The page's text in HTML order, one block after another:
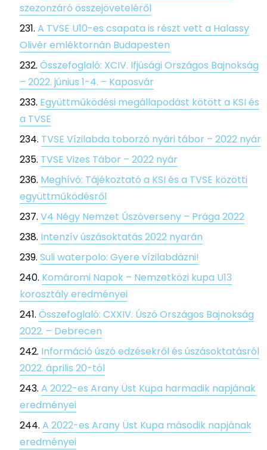
szezonzáró összejöveteléről
A TVSE U10-es csapata is részt vett a Halassy
Olivér emléktornán Budapesten
Összefoglaló: XCIV. Ifjúsági Országos Bajnokság
– 2022. június 1-4. – Kaposvár
Együttműködési megállapodást kötött a KSI és
a TVSE
TVSE Vízilabda toborzó nyári tábor – 2022 nyár
TVSE Vizes Tábor – 2022 nyár
Meghívó: Tájékoztató a KSI és a TVSE közötti
együttműködésről
V4 Négy Nemzet Úszóverseny – Prága 2022
Intenzív úszásoktatás 2022 nyarán
Suli waterpolo: Gyere vízilabdázni!
Komáromi Napok – Nemzetközi kupa U13
korosztály eredményei
Összefoglaló: CXXIV. Úszó Országos Bajnokság
2022. – Debrecen
Információ úszó edzésekről és úszásoktatásról
2022. április 20-tól
A 2022-es Arany Üst Kupa harmadik napjának
eredményei
A 2022-es Arany Üst Kupa második napjának
eredményei